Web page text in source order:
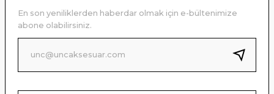
Ürün bilgilerinde hatalar bulunuyor.
Ürün fiyatı diğer sitelerden daha pahalı.
Bu ürüne benzer farklı alternatifler olmalı.
En son yeniliklerden haberdar olmak için e-bültenimize
abone olabilirsiniz.